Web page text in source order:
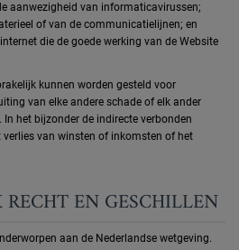
aanwezigheid van informaticavirussen;
of van de communicatielijnen; en
die de goede werking van de Website
kunnen worden gesteld voor
van elke andere schade of elk ander
het bijzonder de indirecte verbonden
verlies van winsten of inkomsten of het
RECHT EN GESCHILLEN
aan de Nederlandse wetgeving.